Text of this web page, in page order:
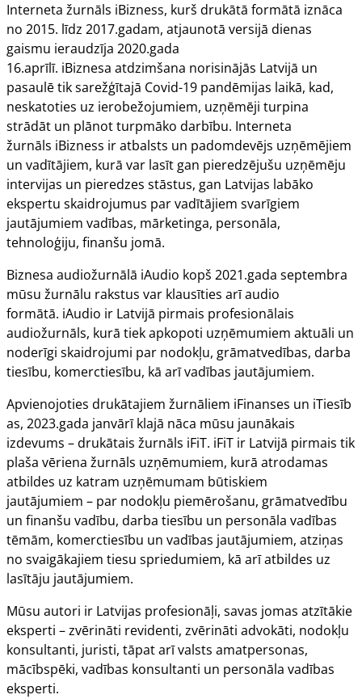
Interneta žurnāls iBizness, kurš drukātā formātā iznāca
no 2015. līdz 2017.gadam, atjaunotā versijā dienas
gaismu ieraudzīja 2020.gada
16.aprīlī. iBiznesa atdzimšana norisinājās Latvijā un
pasaulē tik sarežģītajā Covid-19 pandēmijas laikā, kad,
neskatoties uz ierobežojumiem, uzņēmēji turpina
strādāt un plānot turpmāko darbību. Interneta
žurnāls iBizness ir atbalsts un padomdevējs uzņēmējiem
un vadītājiem, kurā var lasīt gan pieredzējušu uzņēmēju
intervijas un pieredzes stāstus, gan Latvijas labāko
ekspertu skaidrojumus par vadītājiem svarīgiem
jautājumiem vadības, mārketinga, personāla,
tehnoloģiju, finanšu jomā.
Biznesa audiožurnālā iAudio kopš 2021.gada septembra
mūsu žurnālu rakstus var klausīties arī audio
formātā. iAudio ir Latvijā pirmais profesionālais
audiožurnāls, kurā tiek apkopoti uzņēmumiem aktuāli un
noderīgi skaidrojumi par nodokļu, grāmatvedības, darba
tiesību, komerctiesību, kā arī vadības jautājumiem.
Apvienojoties drukātajiem žurnāliem iFinanses un iTiesīb
as, 2023.gada janvārī klajā nāca mūsu jaunākais
izdevums – drukātais žurnāls iFiT. iFiT ir Latvijā pirmais tik
plaša vēriena žurnāls uzņēmumiem, kurā atrodamas
atbildes uz katram uzņēmumam būtiskiem
jautājumiem – par nodokļu piemērošanu, grāmatvedību
un finanšu vadību, darba tiesību un personāla vadības
tēmām, komerctiesību un vadības jautājumiem, atziņas
no svaigākajiem tiesu spriedumiem, kā arī atbildes uz
lasītāju jautājumiem.
Mūsu autori ir Latvijas profesionāļi, savas jomas atzītākie
eksperti – zvērināti revidenti, zvērināti advokāti, nodokļu
konsultanti, juristi, tāpat arī valsts amatpersonas,
mācībspēki, vadības konsultanti un personāla vadības
eksperti.